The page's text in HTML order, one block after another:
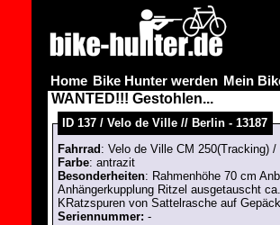
Home Bike Hunter werden Mein
WANTED!!! Gestohlen...
ID 137 / Velo de Ville // Berlin - 13187
Fahrrad : Velo de Ville CM 250(Tracking) /
Farbe: antrazit
Besonderheiten: Rahmenhöhe 70 cm
Anhängerkupplung Ritzel ausgetauscht
KRatzspuren von Sattelrasche auf
Seriennummer: -